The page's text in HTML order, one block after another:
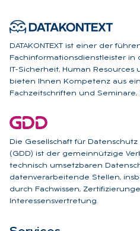
DATAKONTEXT ist einer der
Fachinformationsdienstleister in
IT-Sicherheit, Human
bieten Ihnen Kompetenz aus
Fachzeitschriften und
Die Gesellschaft für
(GDD) ist der gemeinnützige
technisch umsetzbaren
datenverarbeitende Stellen,
durch Fachwissen,
Interessensvertretung.